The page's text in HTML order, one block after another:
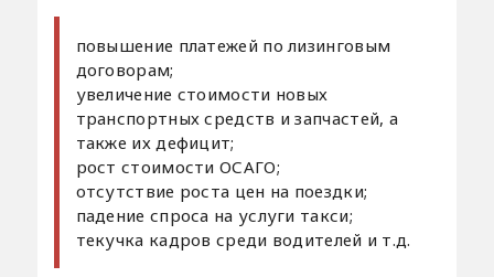
повышение платежей по лизинговым
договорам;
увеличение стоимости новых
транспортных средств и запчастей, а
также их дефицит;
рост стоимости ОСАГО;
отсутствие роста цен на поездки;
падение спроса на услуги такси;
текучка кадров среди водителей и т.д.